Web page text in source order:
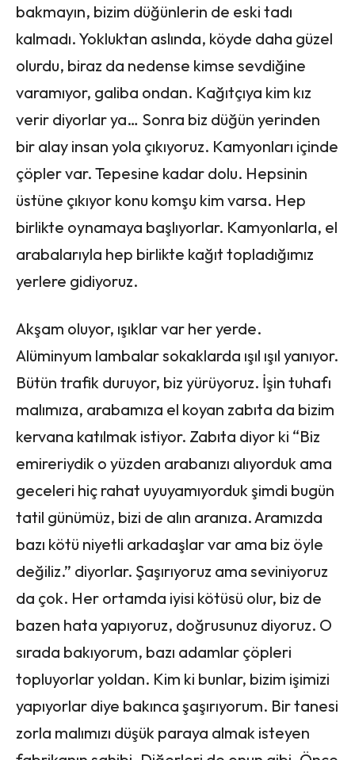
bakmayın, bizim düğünlerin de eski tadı
kalmadı. Yokluktan aslında, köyde daha güzel
olurdu, biraz da nedense kimse sevdiğine
varamıyor, galiba ondan. Kağıtçıya kim kız
verir diyorlar ya… Sonra biz düğün yerinden
bir alay insan yola çıkıyoruz. Kamyonları içinde
çöpler var. Tepesine kadar dolu. Hepsinin
üstüne çıkıyor konu komşu kim varsa. Hep
birlikte oynamaya başlıyorlar. Kamyonlarla, el
arabalarıyla hep birlikte kağıt topladığımız
yerlere gidiyoruz.
Akşam oluyor, ışıklar var her yerde.
Alüminyum lambalar sokaklarda ışıl ışıl yanıyor.
Bütün trafik duruyor, biz yürüyoruz. İşin tuhafı
malımıza, arabamıza el koyan zabıta da bizim
kervana katılmak istiyor. Zabıta diyor ki “Biz
emireriydik o yüzden arabanızı alıyorduk ama
geceleri hiç rahat uyuyamıyorduk şimdi bugün
tatil günümüz, bizi de alın aranıza. Aramızda
bazı kötü niyetli arkadaşlar var ama biz öyle
değiliz.” diyorlar. Şaşırıyoruz ama seviniyoruz
da çok. Her ortamda iyisi kötüsü olur, biz de
bazen hata yapıyoruz, doğrusunuz diyoruz. O
sırada bakıyorum, bazı adamlar çöpleri
topluyorlar yoldan. Kim ki bunlar, bizim işimizi
yapıyorlar diye bakınca şaşırıyorum. Bir tanesi
zorla malımızı düşük paraya almak isteyen